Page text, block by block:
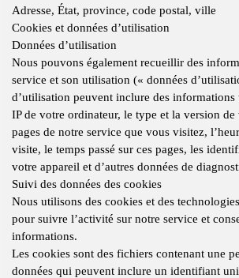
Adresse, État, province, code postal, ville
Cookies et données d’utilisation
Données d’utilisation
Nous pouvons également recueillir des
service et son utilisation (« données
d’utilisation peuvent inclure des informations
IP de votre ordinateur, le type et la version
pages de notre service que vous visitez,
visite, le temps passé sur ces pages, les
votre appareil et d’autres données de
Suivi des données des cookies
Nous utilisons des cookies et des
pour suivre l’activité sur notre service et
informations.
Les cookies sont des fichiers contenant une
données qui peuvent inclure un identifiant